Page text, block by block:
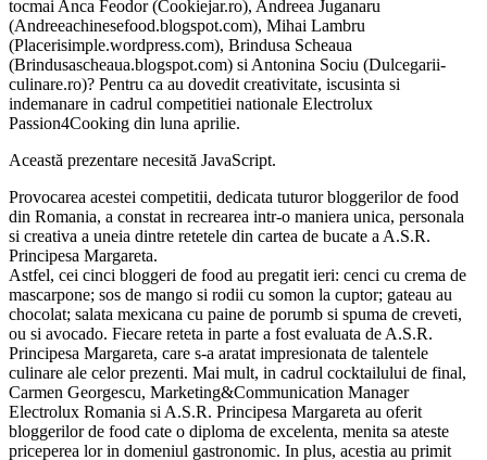
tocmai Anca Feodor (Cookiejar.ro), Andreea Juganaru
(Andreeachinesefood.blogspot.com), Mihai Lambru
(Placerisimple.wordpress.com), Brindusa Scheaua
(Brindusascheaua.blogspot.com) si Antonina Sociu (Dulcegarii-
culinare.ro)? Pentru ca au dovedit creativitate, iscusinta si
indemanare in cadrul competitiei nationale Electrolux
Passion4Cooking din luna aprilie.
Această prezentare necesită JavaScript.
Provocarea acestei competitii, dedicata tuturor bloggerilor de food
din Romania, a constat in recrearea intr-o maniera unica, personala
si creativa a uneia dintre retetele din cartea de bucate a A.S.R.
Principesa Margareta.
Astfel, cei cinci bloggeri de food au pregatit ieri: cenci cu crema de
mascarpone; sos de mango si rodii cu somon la cuptor; gateau au
chocolat; salata mexicana cu paine de porumb si spuma de creveti,
ou si avocado. Fiecare reteta in parte a fost evaluata de A.S.R.
Principesa Margareta, care s-a aratat impresionata de talentele
culinare ale celor prezenti. Mai mult, in cadrul cocktailului de final,
Carmen Georgescu, Marketing&Communication Manager
Electrolux Romania si A.S.R. Principesa Margareta au oferit
bloggerilor de food cate o diploma de excelenta, menita sa ateste
priceperea lor in domeniul gastronomic. In plus, acestia au primit